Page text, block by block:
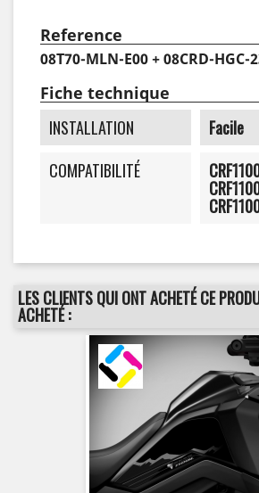
Reference
08T70-MLN-E00 + 08CRD-HGC-
Fiche technique
INSTALLATION
Facile
COMPATIBILITÉ
LES CLIENTS QUI ONT ACHETÉ CE
ACHETÉ :